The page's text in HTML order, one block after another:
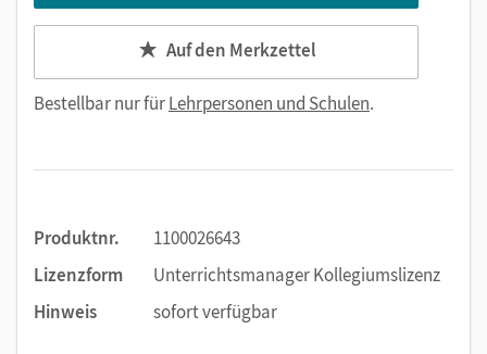
Auf den Merkzettel
Bestellbar nur fürLehrpersonen und Schulen.
Produktnr.
1100026643
Lizenzform
Unterrichtsmanager Kollegiumslizenz
Hinweis
sofort verfügbar